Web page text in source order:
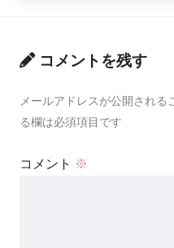
コメントを残す
メールアドレスが公開される
る欄は必須項目です
コメント ※